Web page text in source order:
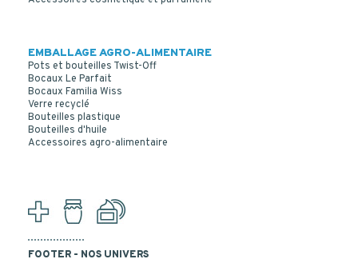
FLACONS PERFUSION 1000 ML VERRE BLANC T2
EMBALLAGE AGRO-ALIMENTAIRE
Pots et bouteilles Twist-Off
Bocaux Le Parfait
Bocaux Familia Wiss
Verre recyclé
Bouteilles plastique
Bouteilles d'huile
Accessoires agro-alimentaire
FOOTER - NOS UNIVERS